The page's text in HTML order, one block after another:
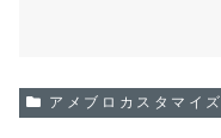
アメブロカスタマイズ